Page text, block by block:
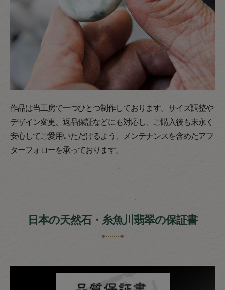
作品は当工房で一つひとつ制作しております。サイズ調整や
デザイン変更、返品保証などにも対応し、ご購入後も末永く
安心してご愛用いただけるよう、メンテナンスを含めたアフ
ターフォローを承っております。
日本の天然石・糸魚川翡翠の保証書